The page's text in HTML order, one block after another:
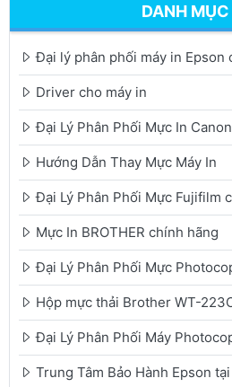
DANH
Đại lý phân phối máy in Epson
Driver cho máy in
Đại Lý Phân Phối Mực In Canon
Hướng Dẫn Thay Mực Máy In
Đại Lý Phân Phối Mực Fujifilm
Mực In BROTHER chính hãng
Đại Lý Phân Phối Mực
Hộp mực thải Brother WT-
Đại Lý Phân Phối Máy
Trung Tâm Bảo Hành Epson